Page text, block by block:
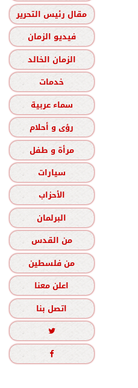
مقال رئيس التحرير
فيديو الزمان
الزمان الخالد
خدمات
سماء عربية
رؤى و أحلام
مرأة و طفل
سيارات
الأحزاب
البرلمان
من القدس
من فلسطين
اعلن معنا
اتصل بنا


جميع